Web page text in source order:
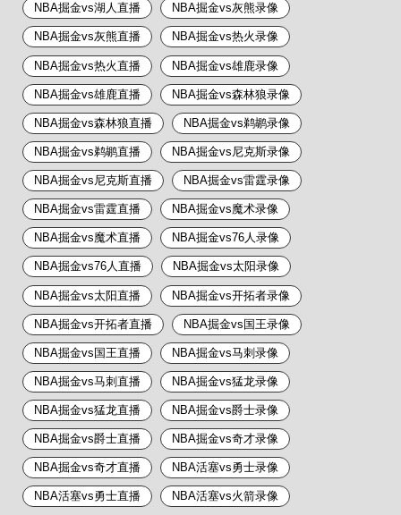
NBA掘金vs湖人直播 NBA掘金vs灰熊录像
NBA掘金vs灰熊直播 NBA掘金vs热火录像
NBA掘金vs热火直播 NBA掘金vs雄鹿录像
NBA掘金vs雄鹿直播 NBA掘金vs森林狼录像
NBA掘金vs森林狼直播 NBA掘金vs鹈鹕录像
NBA掘金vs鹈鹕直播 NBA掘金vs尼克斯录像
NBA掘金vs尼克斯直播 NBA掘金vs雷霆录像
NBA掘金vs雷霆直播 NBA掘金vs魔术录像
NBA掘金vs魔术直播 NBA掘金vs76人录像
NBA掘金vs76人直播 NBA掘金vs太阳录像
NBA掘金vs太阳直播 NBA掘金vs开拓者录像
NBA掘金vs开拓者直播 NBA掘金vs国王录像
NBA掘金vs国王直播 NBA掘金vs马刺录像
NBA掘金vs马刺直播 NBA掘金vs猛龙录像
NBA掘金vs猛龙直播 NBA掘金vs爵士录像
NBA掘金vs爵士直播 NBA掘金vs奇才录像
NBA掘金vs奇才直播 NBA活塞vs勇士录像
NBA活塞vs勇士直播 NBA活塞vs火箭录像